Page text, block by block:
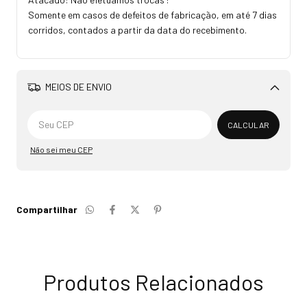
Somente em casos de defeitos de fabricação, em até 7 dias
corridos, contados a partir da data do recebimento.
MEIOS DE ENVIO
Alterar CEP
CALCULAR
Não sei meu CEP
Compartilhar
Produtos Relacionados